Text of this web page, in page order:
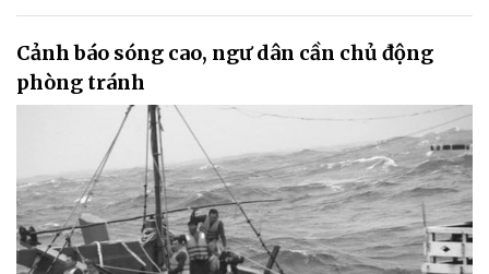
Cảnh báo sóng cao, ngư dân cần chủ động
phòng tránh